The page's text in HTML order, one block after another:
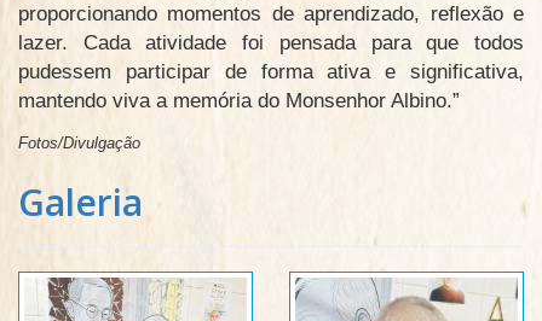
proporcionando momentos de aprendizado, reflexão e
lazer. Cada atividade foi pensada para que todos
pudessem participar de forma ativa e significativa,
mantendo viva a memória do Monsenhor Albino.”
Fotos/Divulgação
Galeria